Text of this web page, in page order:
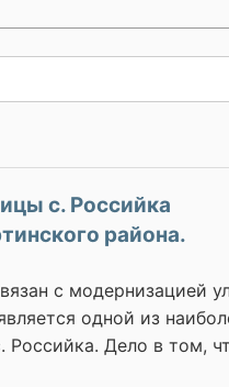
с. Российка
района.
с модернизацией
одной из
Российка. Дело в том,